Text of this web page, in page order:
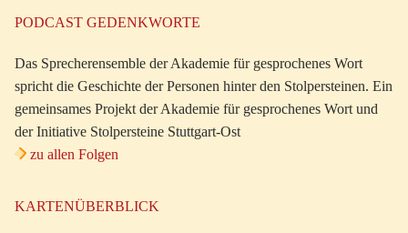
PODCAST GEDENKWORTE
Das Sprecherensemble der Akademie für gesprochenes Wort
spricht die Geschichte der Personen hinter den Stolpersteinen. Ein
gemeinsames Projekt der Akademie für gesprochenes Wort und
der Initiative Stolpersteine Stuttgart-Ost
zu allen Folgen
KARTENÜBERBLICK